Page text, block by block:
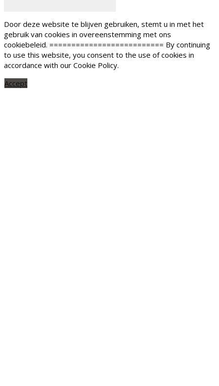
Door deze website te blijven gebruiken, stemt u in met het
gebruik van cookies in overeenstemming met ons
cookiebeleid. ========================== By continuing
to use this website, you consent to the use of cookies in
accordance with our Cookie Policy.
Accept